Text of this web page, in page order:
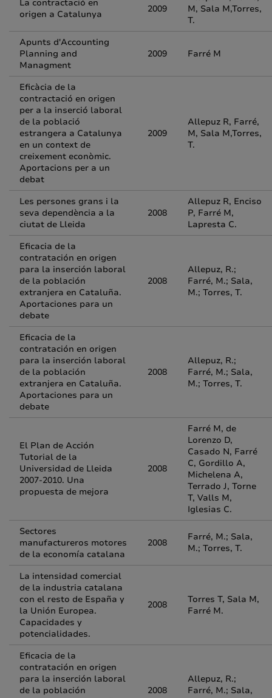
La contractació en
origen a Catalunya
2009
M, Sala M,Torres,
T.
Apunts d'Accounting
Planning and
Managment
2009 Farré M
Eficàcia de la
contractació en origen
per a la inserció laboral
de la població
estrangera a Catalunya
en un context de
creixement econòmic.
Aportacions per a un
debat
2009
Allepuz R, Farré,
M, Sala M,Torres,
T.
Les persones grans i la
seva dependència a la
ciutat de Lleida
2008
Allepuz R, Enciso
P, Farré M,
Lapresta C.
Eficacia de la
contratación en origen
para la inserción laboral
de la población
extranjera en Cataluña.
Aportaciones para un
debate
2008
Allepuz, R.;
Farré, M.; Sala,
M.; Torres, T.
Eficacia de la
contratación en origen
para la inserción laboral
de la población
extranjera en Cataluña.
Aportaciones para un
debate
2008
Allepuz, R.;
Farré, M.; Sala,
M.; Torres, T.
El Plan de Acción
Tutorial de la
Universidad de Lleida
2007-2010. Una
propuesta de mejora
2008
Farré M, de
Lorenzo D,
Casado N, Farré
C, Gordillo A,
Michelena A,
Terrado J, Torne
T, Valls M,
Iglesias C.
Sectores
manufactureros motores
de la economía catalana
2008
Farré, M.; Sala,
M.; Torres, T.
La intensidad comercial
de la industria catalana
con el resto de España y
la Unión Europea.
Capacidades y
potencialidades.
2008
Torres T, Sala M,
Farré M.
Eficacia de la
contratación en origen
para la inserción laboral
de la población
2008
Allepuz, R.;
Farré, M.; Sala,